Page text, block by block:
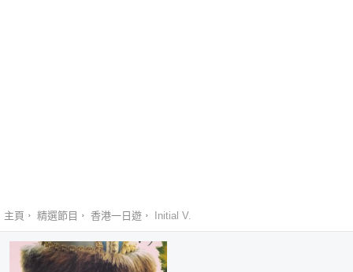
主頁 精選節目 香港一日遊 Initial V.